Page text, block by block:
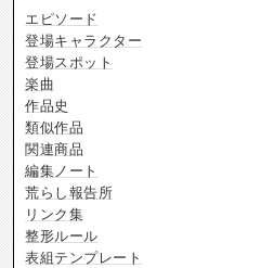
エピソード
登場キャラクター
登場スポット
楽曲
作品史
類似作品
関連商品
編集ノート
荒らし報告所
リンク集
整形ルール
表組テンプレート